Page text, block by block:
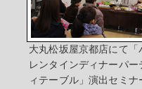
大丸松坂屋京都店にて「
レンタインディナーパー
ィテーブル」演出セミナ